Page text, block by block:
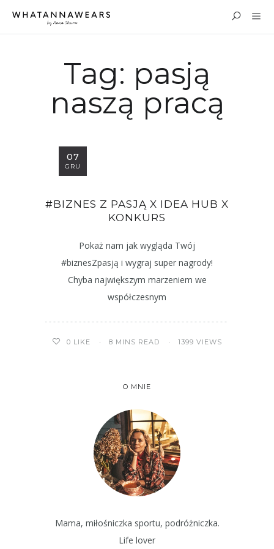
Tag: pasją
naszą pracą
07
GRU
#BIZNES Z PASJĄ X IDEA HUB X
KONKURS
Pokaż nam jak wygląda Twój
#biznesZpasją i wygraj super nagrody!
Chyba największym marzeniem we
współczesnym
0 LIKE 8 MINS READ 1399 VIEWS
O MNIE
Mama, miłośniczka sportu, podróżniczka.
Life lover